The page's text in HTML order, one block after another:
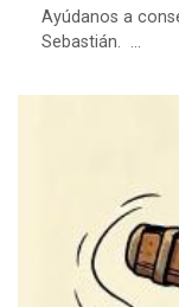
Ayúdanos a
Sebastián. ...